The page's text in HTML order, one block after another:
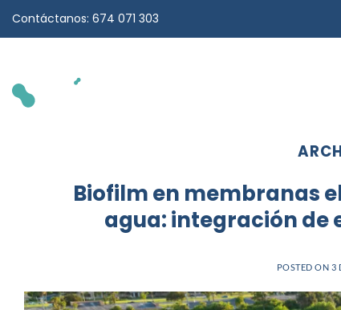
Contáctanos: 674 071 303
Biofilm en membranas
agua: integración de
POSTED ON3